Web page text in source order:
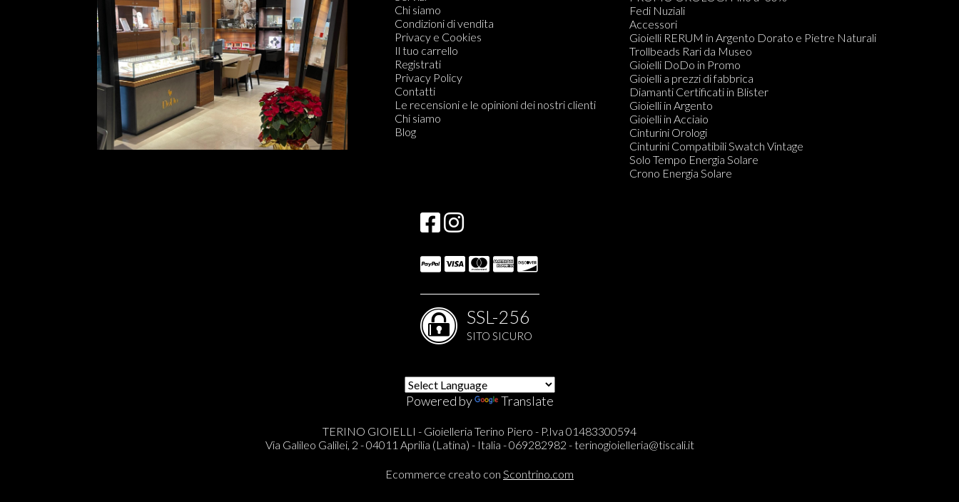
Chi siamo
Condizioni di vendita
Privacy e Cookies
Il tuo carrello
Registrati
Privacy Policy
Contatti
Le recensioni e le opinioni dei nostri clienti
Chi siamo
Blog
Crono Quarzo
Solo Tempo Automatici
Solo Tempo Quarzo
Tasca Carica Manuale
Tasca al Quarzo
Gmt Automatico
Touch
Quarzo Digitale
Cronografo Carica Manuale
Solo Tempo Carica Manuale
Quarzo Analogico Digitale
Solo Tempo Energia Solare
SCUBAQUA
Fedi Nuziali
Accessori
Gioielli RERUM in Argento Dorato e Pietre Naturali
Trollbeads Rari da Museo
Gioielli DoDo in Promo
Gioielli a prezzi di fabbrica
Diamanti Certificati in Blister
Gioielli in Argento
Gioielli in Acciaio
Cinturini Orologi
Cinturini Compatibili Swatch Vintage
Solo Tempo Energia Solare
Crono Energia Solare
SSL-256
SITO SICURO
Powered by Translate
TERINO GIOIELLI - Gioielleria Terino Piero - P.Iva 01483300594
Via Galileo Galilei, 2 - 04011 Aprilia (Latina) - Italia - 069282982 -terinogioielleria@tiscali.it
Ecommerce creato con Scontrino.com